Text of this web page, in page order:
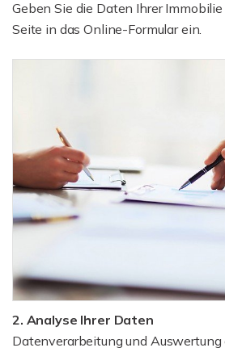
Geben Sie die Daten Ihrer
Seite in das Online-Formular ein.
2. Analyse Ihrer Daten
Datenverarbeitung und